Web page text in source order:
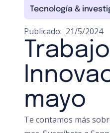
Tecnología &
Publicado: 21/5/2024
mayo
Te contamos más